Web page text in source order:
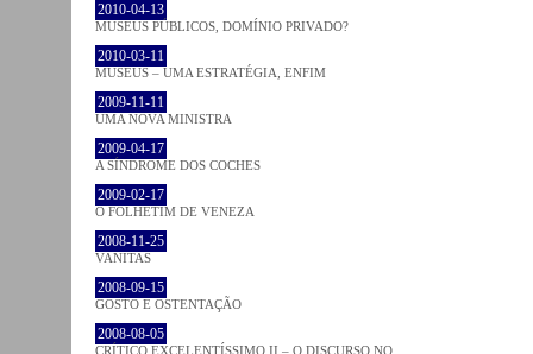
2010-04-13
MUSEUS PÚBLICOS, DOMÍNIO PRIVADO?
2010-03-11
MUSEUS – UMA ESTRATÉGIA, ENFIM
2009-11-11
UMA NOVA MINISTRA
2009-04-17
A SÍNDROME DOS COCHES
2009-02-17
O FOLHETIM DE VENEZA
2008-11-25
VANITAS
2008-09-15
GOSTO E OSTENTAÇÃO
2008-08-05
CRÍTICO EXCELENTÍSSIMO II – O DISCURSO NO